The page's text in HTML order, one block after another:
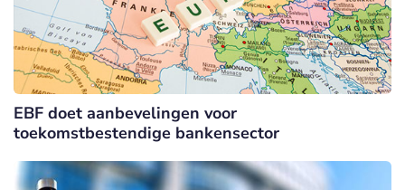
EBF doet aanbevelingen voor
toekomstbestendige bankensector